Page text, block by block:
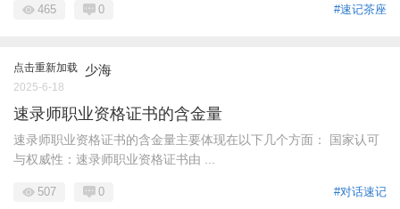
#速记茶座
465 0
点击重新加载 少海
2025-6-18
速录师职业资格证书的含金量
速录师职业资格证书的含金量主要体现在以下几个方面： 国家认可
与权威性：速录师职业资格证书由 ...
#对话速记
507 0